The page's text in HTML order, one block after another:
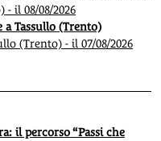
- il 08/08/2026
Tassullo (Trento)
(Trento) - il 07/08/2026
il percorso “Passi che